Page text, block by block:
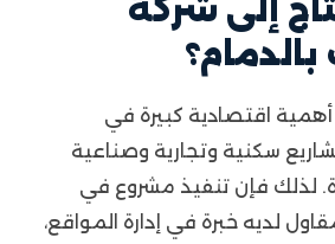
إلى شركة
أهمية اقتصادية كبيرة في
سكنية وتجارية وصناعية
لذلك فإن تنفيذ مشروع في
لديه خبرة في إدارة المواقع،